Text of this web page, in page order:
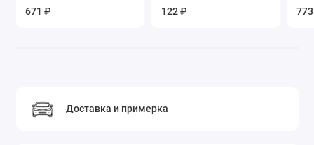
671 ₽ 122 ₽
Доставка и примерка